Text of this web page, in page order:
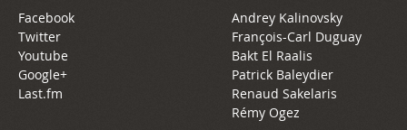
Facebook
Twitter
Youtube
Google+
Last.fm
Andrey Kalinovsky
François-Carl Duguay
Bakt El Raalis
Patrick Baleydier
Renaud Sakelaris
Rémy Ogez